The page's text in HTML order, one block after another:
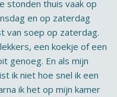
stonden thuis vaak op
en op zaterdag
van soep op zaterdag.
een koekje of een
genoeg. En als mijn
ik niet hoe snel ik een
ik het op mijn kamer